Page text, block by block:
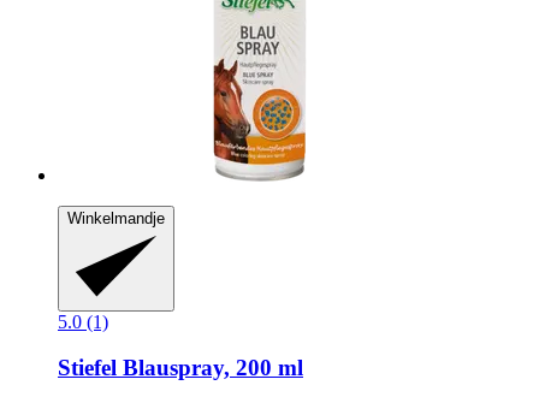
Winkelmandje
5.0 (1)
Stiefel Blauspray, 200 ml